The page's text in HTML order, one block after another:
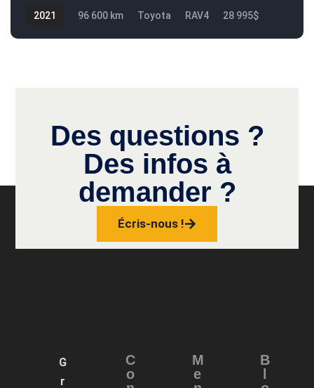
2021 96 600 km Toyota RAV4 28 995$
Des questions ?
Des infos à
demander ?
Écris-nous !
G
r
C
o
M
e
B